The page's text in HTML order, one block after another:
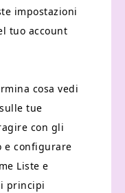
impostazioni
tuo account
cosa vedi
tue
con gli
e configurare
Liste e
principi